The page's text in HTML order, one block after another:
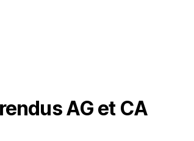
AG et CA